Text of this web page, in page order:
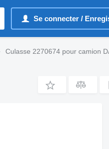
Se connecter /
Culasse 2270674 pour camion